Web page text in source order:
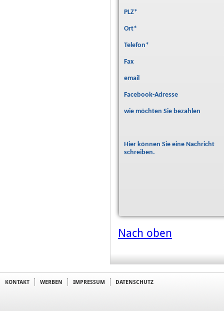
PLZ*
Ort*
Telefon*
Fax
email
Facebook-Adresse
wie möchten Sie bezahlen
Hier können Sie eine Nachricht
schreiben.
Nach oben
KONTAKT WERBEN IMPRESSUM DATENSCHUTZ